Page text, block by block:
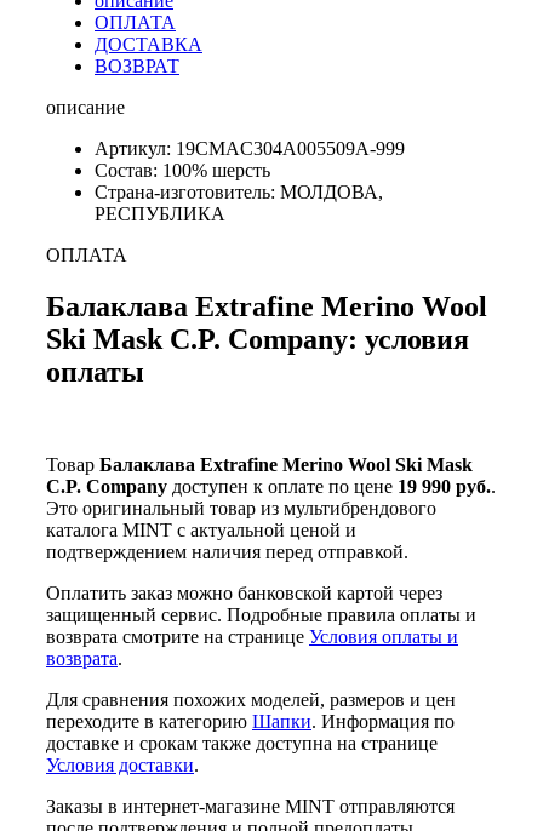
ОПЛАТА
ДОСТАВКА
ВОЗВРАТ
описание
Артикул: 19CMAC304A005509A-999
Состав: 100% шерсть
Страна-изготовитель: МОЛДОВА,
РЕСПУБЛИКА
ОПЛАТА
Балаклава Extrafine Merino Wool
Ski Mask C.P. Company: условия
оплаты
Товар Балаклава Extrafine Merino Wool Ski Mask
C.P. Company доступен к оплате по цене 19 990 руб..
Это оригинальный товар из мультибрендового
каталога MINT с актуальной ценой и
подтверждением наличия перед отправкой.
Оплатить заказ можно банковской картой через
защищенный сервис. Подробные правила оплаты и
возврата смотрите на странице Условия оплаты и
возврата.
Для сравнения похожих моделей, размеров и цен
переходите в категорию Шапки. Информация по
доставке и срокам также доступна на странице
Условия доставки.
Заказы в интернет-магазине MINT отправляются